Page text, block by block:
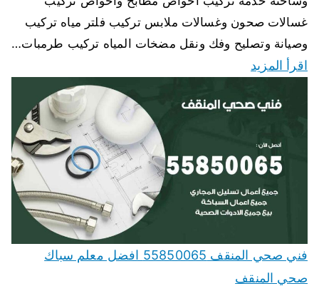
غسالات صحون وغسالات ملابس تركيب فلتر مياه تركيب
وصيانة وتصليح وفك ونقل مضخات المياه تركيب طرمبات…
اقرأ المزيد
فني صحي المنقف 55850065 افضل معلم سباك
صحي المنقف